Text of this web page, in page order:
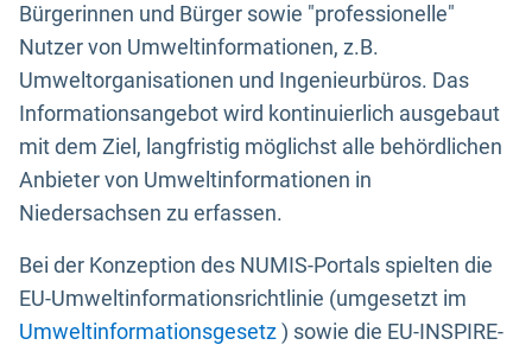
Bürgerinnen und Bürger sowie "professionelle"
Nutzer von Umweltinformationen, z.B.
Umweltorganisationen und Ingenieurbüros. Das
Informationsangebot wird kontinuierlich ausgebaut
mit dem Ziel, langfristig möglichst alle behördlichen
Anbieter von Umweltinformationen in
Niedersachsen zu erfassen.
Bei der Konzeption des NUMIS-Portals spielten die
EU-Umweltinformationsrichtlinie (umgesetzt im
Umweltinformationsgesetz) sowie die EU-INSPIRE-